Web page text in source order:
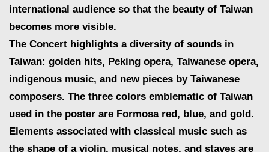
international audience so that the beauty of Taiwan
becomes more visible.
The Concert highlights a diversity of sounds in
Taiwan: golden hits, Peking opera, Taiwanese opera,
indigenous music, and new pieces by Taiwanese
composers. The three colors emblematic of Taiwan
used in the poster are Formosa red, blue, and gold.
Elements associated with classical music such as
the shape of a violin, musical notes, and staves are